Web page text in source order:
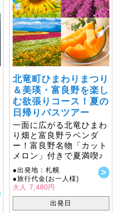
北竜町ひまわりまつり
＆美瑛・富良野を楽し
む欲張りコース！夏の
日帰りバスツアー
一面に広がる北竜ひまわ
り畑と富良野ラベンダ
ー！富良野名物「カット
メロン」付きで夏満喫♪
●出発地：札幌
●旅行代金(お一人様)
大人 7,480円
出発日